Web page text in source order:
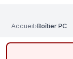
Accueil›Boîtier PC